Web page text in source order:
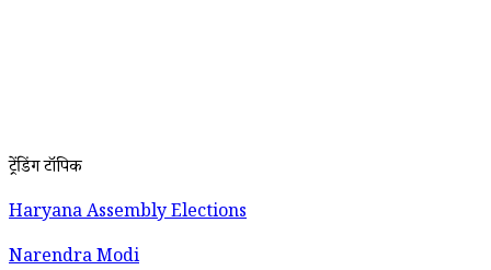
ट्रेंडिंग टॉपिक
Haryana Assembly Elections
Narendra Modi